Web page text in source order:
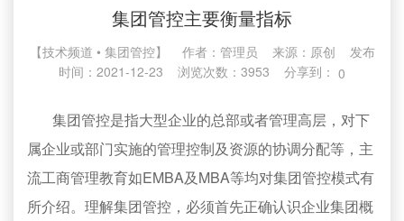
集团管控主要衡量指标
【技术频道 • 集团管控】 作者：管理员 来源： 原创 发布
时间：2021-12-23 浏览次数：3953 分享到： 0
集团管控是指大型企业的总部或者管理高层，对下
属企业或部门实施的管理控制及资源的协调分配等，主
流工商管理教育如EMBA及MBA等均对集团管控模式有
所介绍。理解集团管控，必须首先正确认识企业集团概